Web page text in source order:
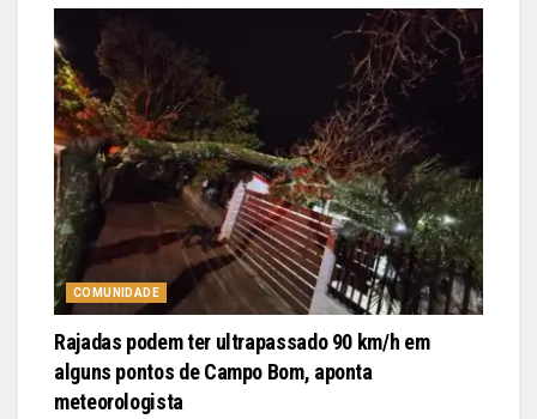
COMUNIDADE
Rajadas podem ter ultrapassado 90 km/h em
alguns pontos de Campo Bom, aponta
meteorologista